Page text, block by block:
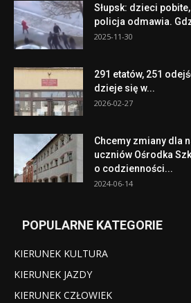
Słupsk: dzieci
policja odmawia.
2025-11-30
291 etatów, 251
dzieje się w...
2026-02-27
Chcemy zmiany dla
uczniów Ośrodka
o codzienności...
2024-06-14
POPULARNE KATEGORIE
KIERUNEK KULTURA
KIERUNEK JAZDY
KIERUNEK CZŁOWIEK